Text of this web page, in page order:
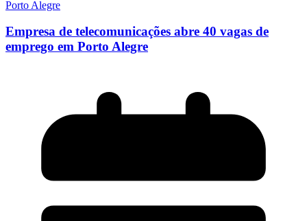
Empresa de telecomunicações abre 40 vagas de
emprego em Porto Alegre